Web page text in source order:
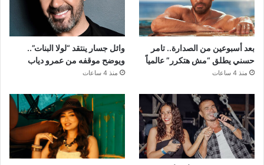
بعد أسبوعين من الصدارة.. تامر
حسني يطلق “مش هتكرر” عالمياً
منذ 4 ساعات
وائل جسار ينتقد “لولا البنات”..
ويوضح موقفه من عمرو دياب
منذ 4 ساعات